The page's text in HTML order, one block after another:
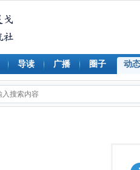
导读 广播 圈子 动态